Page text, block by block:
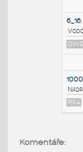
Komentáře: